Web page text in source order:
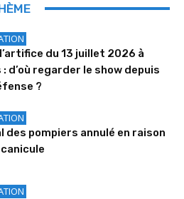
du 13 juillet 2026 à
: d’où regarder le show depuis
?
des pompiers annulé en raison